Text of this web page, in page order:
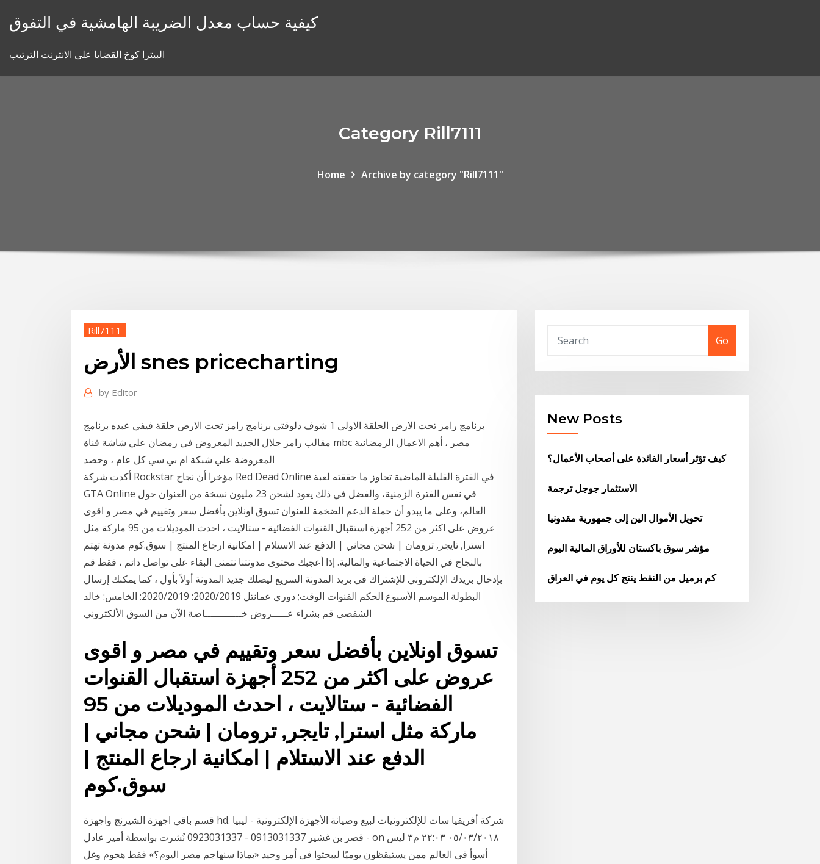
كيفية حساب معدل الضريبة الهامشية في التفوق
البيتزا كوخ القضايا على الانترنت الترتيب
Category Rill7111
Home Archive by category "Rill7111"
Rill7111
الأرض snes pricecharting
by Editor
برنامج رامز تحت الارض الحلقة الاولى 1 شوف دلوقتى برنامج رامز تحت الارض حلقة فيفي عبده برنامج
مقالب رامز جلال الجديد المعروض في رمضان علي شاشة قناة mbc مصر ، أهم الاعمال الرمضانية
المعروضة علي شبكة ام بي سي كل عام ، وحصد
أكدت شركة Rockstar مؤخرا أن نجاح Red Dead Online في الفترة القليلة الماضية تجاوز ما حققته لعبة
GTA Online في نفس الفترة الزمنية، والفضل في ذلك يعود لشحن 23 مليون نسخة من العنوان حول
العالم، وعلى ما يبدو أن حملة الدعم الضخمة للعنوان تسوق اونلاين بأفضل سعر وتقييم في مصر و اقوى
عروض على اكثر من 252 أجهزة استقبال القنوات الفضائية - ستالايت ، احدث الموديلات من 95 ماركة مثل
استرا, تايجر, ترومان | شحن مجاني | الدفع عند الاستلام | امكانية ارجاع المنتج | سوق.كوم مدونة تهتم
بالنجاح في الحياة الاجتماعية والمالية. إذا أعجبك محتوى مدونتنا نتمنى البقاء على تواصل دائم ، فقط قم
بإدخال بريدك الإلكتروني للإشتراك في بريد المدونة السريع ليصلك جديد المدونة أولاً بأول ، كما يمكنك إرسال
البطولة الموسم الأسبوع الحكم القنوات الوقت; دوري عمانتل 2020/2019: 2020/2019: الخامس: خالد
الشقصي قم بشراء عـــــروض خــــــــــــاصة الآن من السوق الألكتروني
تسوق اونلاين بأفضل سعر وتقييم في مصر و اقوى
عروض على اكثر من 252 أجهزة استقبال القنوات
الفضائية - ستالايت ، احدث الموديلات من 95
ماركة مثل استرا, تايجر, ترومان | شحن مجاني |
الدفع عند الاستلام | امكانية ارجاع المنتج |
سوق.كوم
قسم باقي اجهزة الشيرنج واجهزة hd. شركة أفريقيا سات للإلكترونيات لبيع وصيانة الأجهزة الإلكترونية - ليبيا
- قصر بن غشير 0913031337 - 0923031337 نُشرت بواسطة أمير عادل on ٠٥/٠٣/٢٠١٨ ٢٢:٠٣ م٣ ليس
أسوأ فى العالم ممن يستيقظون يوميًا ليبحثوا فى أمر وحيد «بماذا سنهاجم مصر اليوم؟» فقط هجوم وغل
Go
New Posts
كيف تؤثر أسعار الفائدة على أصحاب الأعمال؟
الاستثمار جوجل ترجمة
تحويل الأموال الين إلى جمهورية مقدونيا
مؤشر سوق باكستان للأوراق المالية اليوم
كم برميل من النفط ينتج كل يوم في العراق